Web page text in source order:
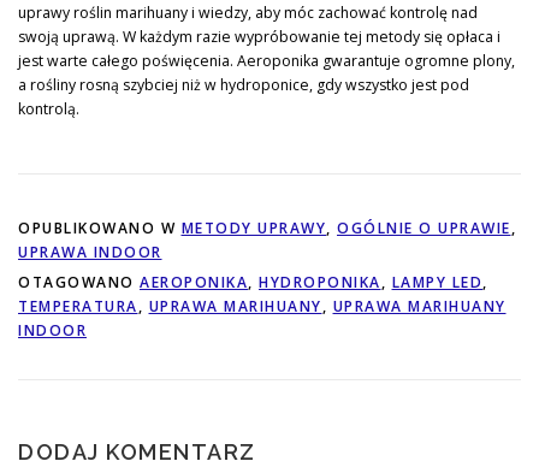
uprawy roślin marihuany i wiedzy, aby móc zachować kontrolę nad
swoją uprawą. W każdym razie wypróbowanie tej metody się opłaca i
jest warte całego poświęcenia. Aeroponika gwarantuje ogromne plony,
a rośliny rosną szybciej niż w hydroponice, gdy wszystko jest pod
kontrolą.
OPUBLIKOWANO W METODY UPRAWY, OGÓLNIE O UPRAWIE,
UPRAWA INDOOR
OTAGOWANO AEROPONIKA, HYDROPONIKA, LAMPY LED,
TEMPERATURA, UPRAWA MARIHUANY, UPRAWA MARIHUANY
INDOOR
DODAJ KOMENTARZ